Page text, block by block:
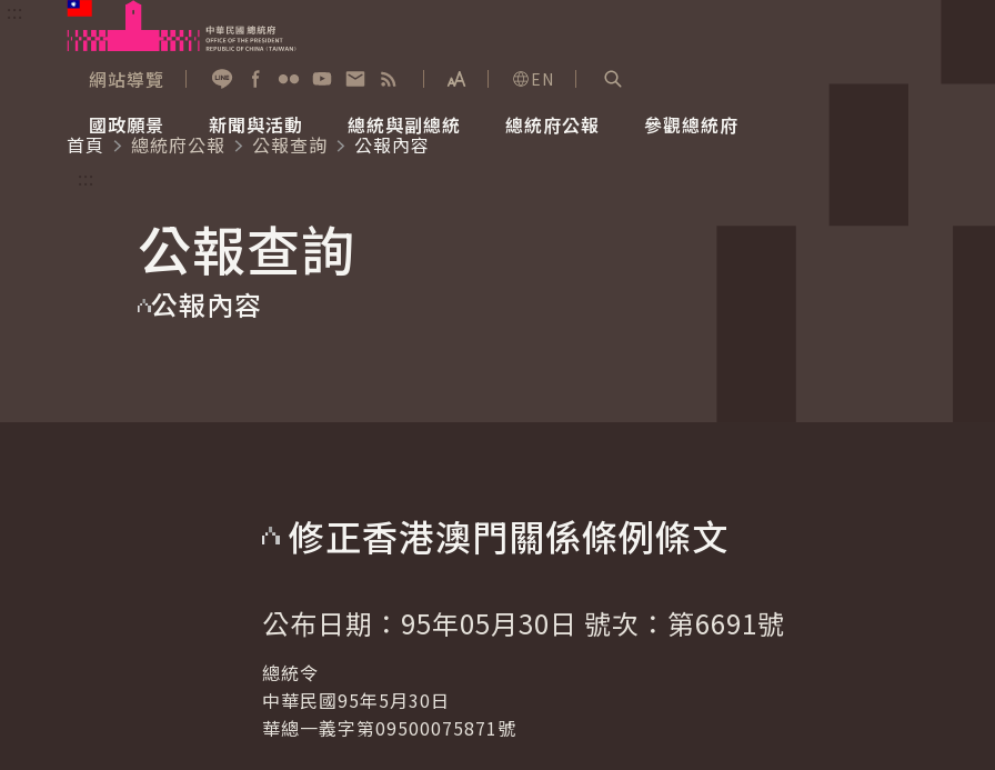
跳到主要內容
網站導覽
展開字級選單
EN
國政願景
國家氣候變遷對策委員會
重要談話
新聞與活動
總統府新聞
影音頻道
總統與副總統
賴清德總統
總統府公報 參觀總統府
首頁
總統府公報 公報查詢
公報內容
公報查詢
公報內容
修正香港澳門關係條例條文
公布日期：95年05月30日 號次：第6691號
總統令
中華民國95年5月30日
華總一義字第09500075871號